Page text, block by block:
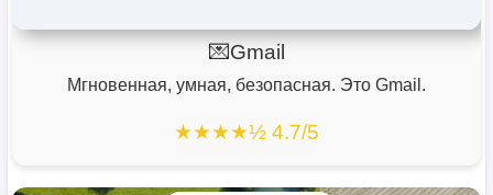
💌Gmail
Мгновенная, умная, безопасная. Это Gmail.
★★★★½ 4.7/5